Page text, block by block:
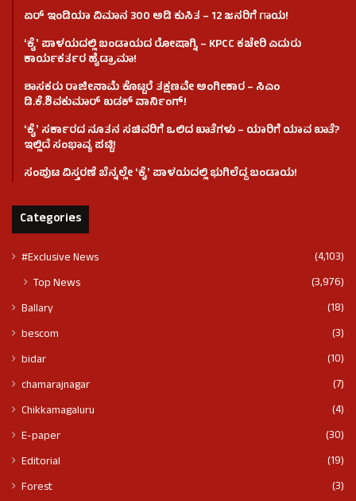
ಏರ್ ಇಂಡಿಯಾ ವಿಮಾನ 300 ಅಡಿ ಕುಸಿತ – 12 ಜನರಿಗೆ ಗಾಯ!
ʻಕೈʼ​ ಪಾಳಯದಲ್ಲಿ ಬಂಡಾಯದ ರೋಷಾಗ್ನಿ – KPCC ಕಚೇರಿ ಎದುರು
ಕಾರ್ಯಕರ್ತರ ಹೈಡ್ರಾಮಾ!
ಶಾಸಕರು ರಾಜೀನಾಮೆ ಕೊಟ್ಟರೆ ತಕ್ಷಣವೇ ಅಂಗೀಕಾರ – ಸಿಎಂ
ಡಿ.ಕೆ.ಶಿವಕುಮಾರ್ ಖಡಕ್ ವಾರ್ನಿಂಗ್!
ʻಕೈʼ ಸರ್ಕಾರದ ನೂತನ ಸಚಿವರಿಗೆ ಒಲಿದ ಖಾತೆಗಳು – ಯಾರಿಗೆ ಯಾವ ಖಾತೆ?
ಇಲ್ಲಿದೆ ಸಂಭಾವ್ಯ ಪಟ್ಟಿ!
ಸಂಪುಟ ವಿಸ್ತರಣೆ ಬೆನ್ನಲ್ಲೇ ʻಕೈʼ ಪಾಳಯದಲ್ಲಿ ಭುಗಿಲೆದ್ದ ಬಂಡಾಯ!
Categories
#Exclusive News (4,103)
Top News (3,976)
Ballary
(18)
bescom
(3)
bidar
(10)
chamarajnagar
(7)
Chikkamagaluru
(4)
E-paper
(30)
Editorial
(19)
Forest
(3)